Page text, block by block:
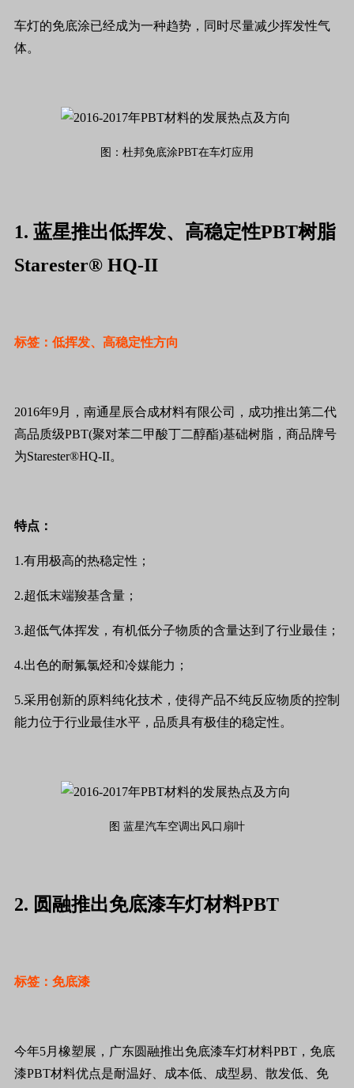
车灯的免底涂已经成为一种趋势，同时尽量减少挥发性气
体。
图：杜邦免底涂PBT在车灯应用
1. 蓝星推出低挥发、高稳定性PBT树脂
Starester® HQ-II
标签：低挥发、高稳定性方向
2016年9月，南通星辰合成材料有限公司，成功推出第二代
高品质级PBT(聚对苯二甲酸丁二醇酯)基础树脂，商品牌号
为Starester®HQ-II。
特点：
1.有用极高的热稳定性；
2.超低末端羧基含量；
3.超低气体挥发，有机低分子物质的含量达到了行业最佳；
4.出色的耐氟氯烃和冷媒能力；
5.采用创新的原料纯化技术，使得产品不纯反应物质的控制
能力位于行业最佳水平，品质具有极佳的稳定性。
图 蓝星汽车空调出风口扇叶
2. 圆融推出免底漆车灯材料PBT
标签：免底漆
今年5月橡塑展，广东圆融推出免底漆车灯材料PBT，免底
漆PBT材料优点是耐温好、成本低、成型易、散发低、免